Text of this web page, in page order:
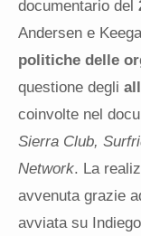
documentario del
Andersen e
politiche delle
questione degli
coinvolte nel
Sierra Club,
Network. La
avvenuta grazie
avviata su